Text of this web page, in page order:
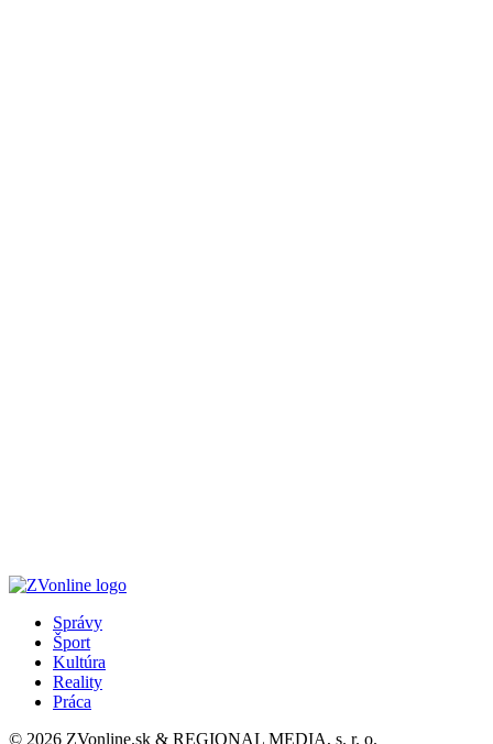
Správy
Šport
Kultúra
Reality
Práca
© 2026 ZVonline.sk & REGIONAL MEDIA, s. r. o.